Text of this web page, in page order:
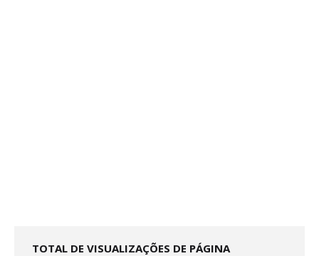
TOTAL DE VISUALIZAÇÕES DE PÁGINA